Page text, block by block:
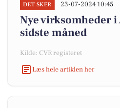
DET SKER 23-07-2024 10:45
Nye virksomheder
sidste måned
Kilde: CVR registeret
Læs hele artiklen her